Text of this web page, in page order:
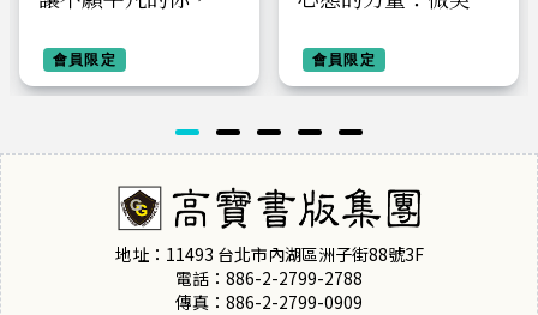
會員限定
種選擇
會員限定
地址：11493 台北市內湖區洲子街88號3F
電話：886-2-2799-2788
傳真：886-2-2799-0909